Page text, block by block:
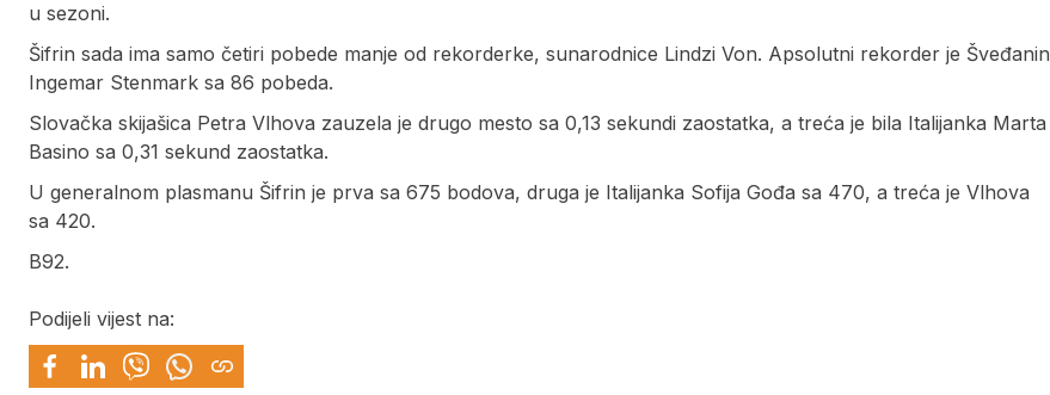
u sezoni.
Šifrin sada ima samo četiri pobede manje od rekorderke, sunarodnice Lindzi Von. Apsolutni rekorder je Šveđanin
Ingemar Stenmark sa 86 pobeda.
Slovačka skijašica Petra Vlhova zauzela je drugo mesto sa 0,13 sekundi zaostatka, a treća je bila Italijanka Marta
Basino sa 0,31 sekund zaostatka.
U generalnom plasmanu Šifrin je prva sa 675 bodova, druga je Italijanka Sofija Gođa sa 470, a treća je Vlhova
sa 420.
B92.
Podijeli vijest na: